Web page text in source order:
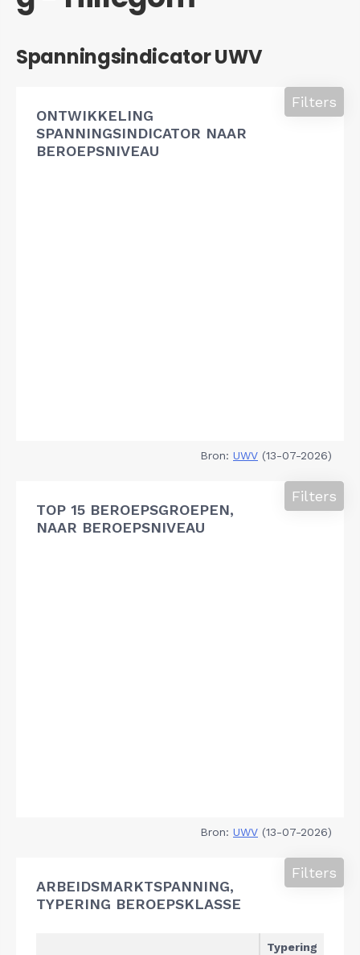
Spanningsindicator UWV
ONTWIKKELING
SPANNINGSINDICATOR NAAR
BEROEPSNIVEAU
Filters
Bron: UWV (13-07-2026)
TOP 15 BEROEPSGROEPEN,
NAAR BEROEPSNIVEAU
Filters
Bron: UWV (13-07-2026)
ARBEIDSMARKTSPANNING,
TYPERING BEROEPSKLASSE
Filters